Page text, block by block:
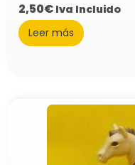
2,50€ Iva Incluido
Leer más